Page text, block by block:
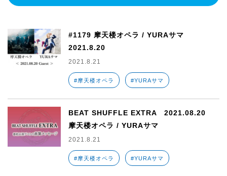
#1179 摩天楼オペラ / YURAサマ
2021.8.20
2021.8.21
#摩天楼オペラ #YURAサマ
BEAT SHUFFLE EXTRA 2021.08.20
摩天楼オペラ / YURAサマ
2021.8.21
#摩天楼オペラ #YURAサマ